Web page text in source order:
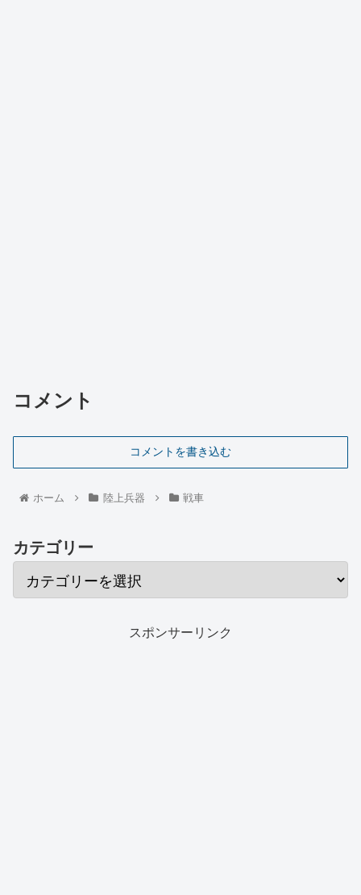
コメント
コメントを書き込む
ホーム 陸上兵器 戦車
カテゴリー
スポンサーリンク